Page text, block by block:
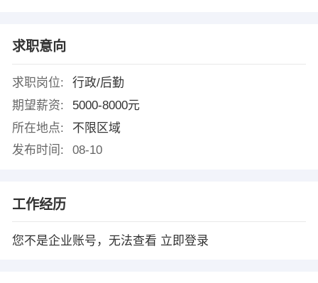
求职意向
求职岗位:
行政/后勤
期望薪资:
5000-8000元
所在地点:
不限区域
发布时间:
08-10
工作经历
您不是企业账号，无法查看 立即登录